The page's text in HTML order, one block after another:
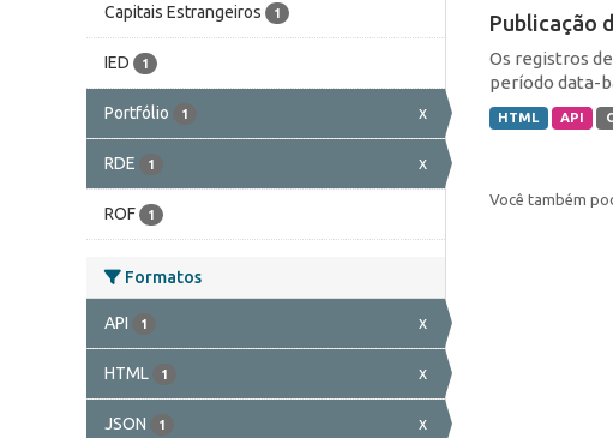
Capitais Estrangeiros 1
IED 1
Portfólio 1 x
RDE 1 x
ROF 1
Formatos
API 1 x
HTML 1 x
JSON 1 x
Publicação
Os registros
período data-
HTML API
Você também